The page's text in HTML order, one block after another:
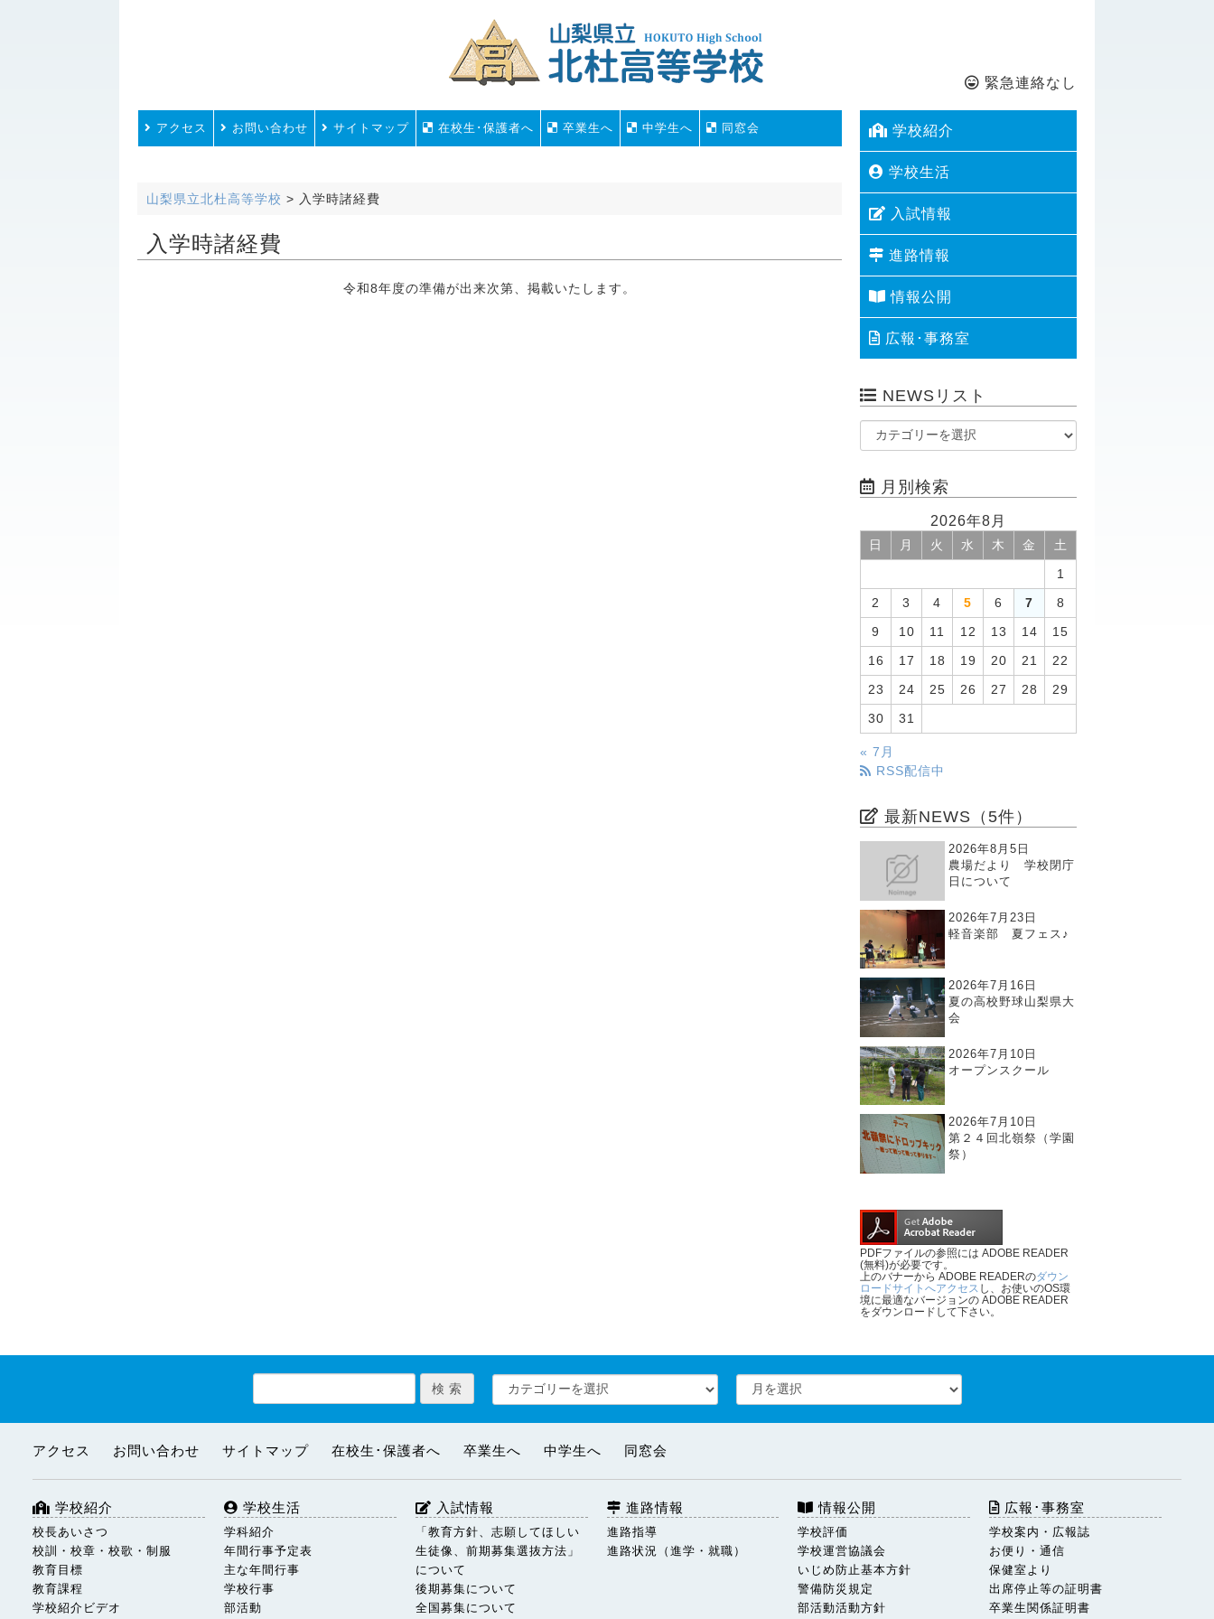
緊急連絡なし
アクセス お問い合わせ サイトマップ 在校生･保護者へ 卒業生へ 中学生へ 同窓会
山梨県立北杜高等学校 > 入学時諸経費
入学時諸経費
令和8年度の準備が出来次第、掲載いたします。
学校紹介
学校生活
入試情報
進路情報
情報公開
広報･事務室
NEWSリスト
月別検索
2026年8月
日 月 火 水 木 金 土
1
2 3 4 5 6 7 8
9 10 11 12 13 14 15
16 17 18 19 20 21 22
23 24 25 26 27 28 29
30 31
« 7月
RSS配信中
最新NEWS（5件）
2026年8月5日
農場だより 学校閉庁
日について
2026年7月23日
軽音楽部 夏フェス♪
2026年7月16日
夏の高校野球山梨県大
会
2026年7月10日
オープンスクール
2026年7月10日
第２４回北嶺祭（学園
祭）
PDFファイルの参照には ADOBE READER
(無料)が必要です。
上のバナーから ADOBE READERのダウン
ロードサイトへアクセス し、お使いのOS環
境に最適なバージョンの ADOBE READER
をダウンロードして下さい。
アクセス お問い合わせ サイトマップ 在校生･保護者へ 卒業生へ 中学生へ 同窓会
学校紹介
校長あいさつ
校訓・校章・校歌・制服
教育目標
教育課程
学校紹介ビデオ
学校生活
学科紹介
年間行事予定表
主な年間行事
学校行事
部活動
入試情報
「教育方針、志願してほしい
生徒像、前期募集選抜方法」
について
後期募集について
全国募集について
進路情報
進路指導
進路状況（進学・就職）
情報公開
学校評価
学校運営協議会
いじめ防止基本方針
警備防災規定
部活動活動方針
広報･事務室
学校案内・広報誌
お便り・通信
保健室より
出席停止等の証明書
卒業生関係証明書